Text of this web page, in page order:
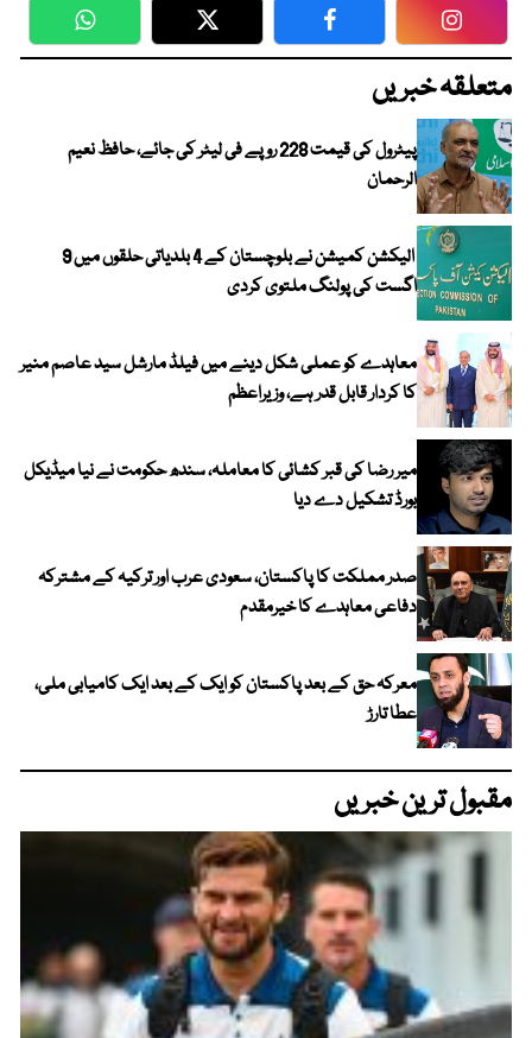
WhatsApp Twitter Facebook
متعلقہ خبریں
پیٹرول کی قیمت 228 روپے فی لیٹر کی جائے، حافظ نعیم
الرحمان
الیکشن کمیشن نے بلوچستان کے 4 بلدیاتی حلقوں میں 9
اگست کی پولنگ ملتوی کردی
معاہدے کو عملی شکل دینے میں فیلڈ مارشل سید عاصم منیر
کا کردار قابل قدر ہے، وزیراعظم
میر رضا کی قبر کشائی کا معاملہ، سندھ حکومت نے نیا میڈیکل
بورڈ تشکیل دے دیا
صدر مملکت کا پاکستان، سعودی عرب اور ترکیہ کے مشترکہ
دفاعی معاہدے کا خیرمقدم
معرکہ حق کے بعد پاکستان کو ایک کے بعد ایک کامیابی ملی،
عطا تارڑ
مقبول ترین خبریں